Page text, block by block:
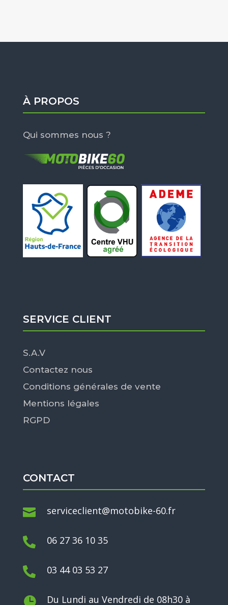
À PROPOS
Qui sommes nous ?
SERVICE CLIENT
S.A.V
Contactez nous
Conditions générales de vente
Mentions légales
RGPD
CONTACT
 serviceclient@motobike-60.fr
 06 27 36 10 35
 03 44 03 53 27
 Du Lundi au Vendredi de 08h30 à